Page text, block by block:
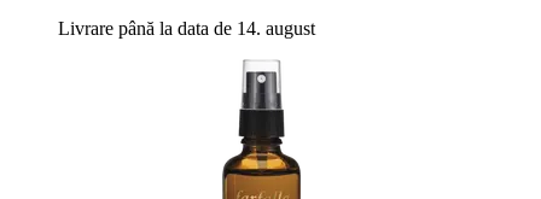
Livrare până la data de 14. august